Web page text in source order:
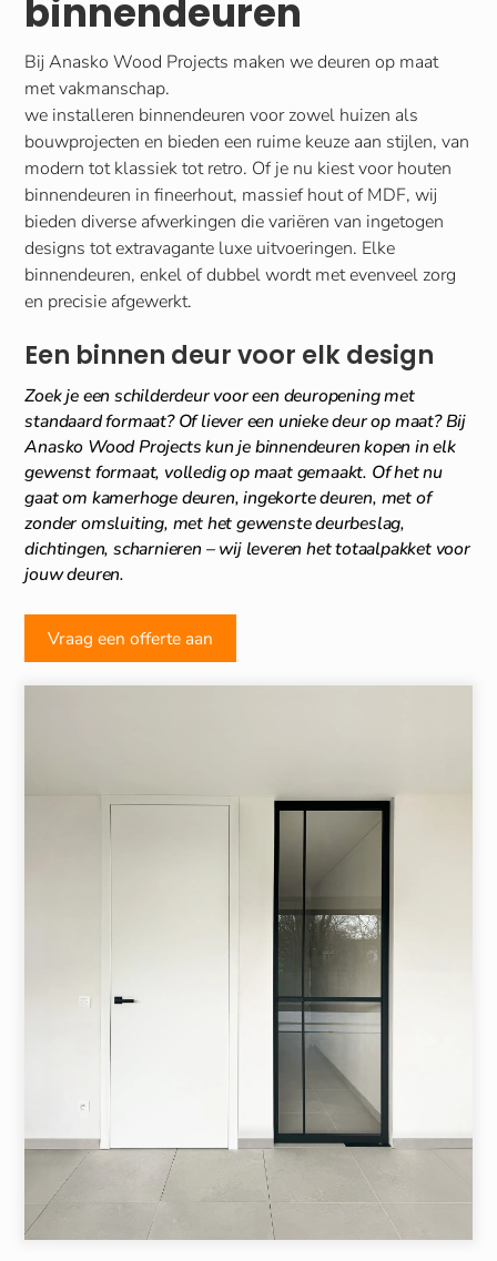
binnendeuren
Bij Anasko Wood Projects maken we deuren op maat
met vakmanschap.
we installeren binnendeuren voor zowel huizen als
bouwprojecten en bieden een ruime keuze aan stijlen, van
modern tot klassiek tot retro. Of je nu kiest voor houten
binnendeuren in fineerhout, massief hout of MDF, wij
bieden diverse afwerkingen die variëren van ingetogen
designs tot extravagante luxe uitvoeringen. Elke
binnendeuren, enkel of dubbel wordt met evenveel zorg
en precisie afgewerkt.
Een binnen deur voor elk design
Zoek je een schilderdeur voor een deuropening met
standaard formaat? Of liever een unieke deur op maat? Bij
Anasko Wood Projects kun je binnendeuren kopen in elk
gewenst formaat, volledig op maat gemaakt. Of het nu
gaat om kamerhoge deuren, ingekorte deuren, met of
zonder omsluiting, met het gewenste deurbeslag,
dichtingen, scharnieren – wij leveren het totaalpakket voor
jouw deuren.
Vraag een offerte aan